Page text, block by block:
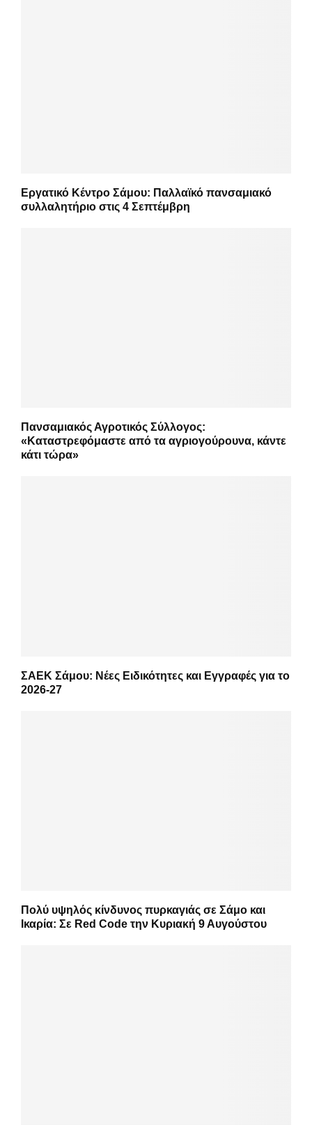
Εργατικό Κέντρο Σάμου: Παλλαϊκό πανσαμιακό
συλλαλητήριο στις 4 Σεπτέμβρη
Πανσαμιακός Αγροτικός Σύλλογος:
«Καταστρεφόμαστε από τα αγριογούρουνα, κάντε
κάτι τώρα»
ΣΑΕΚ Σάμου: Νέες Ειδικότητες και Εγγραφές για το
2026-27
Πολύ υψηλός κίνδυνος πυρκαγιάς σε Σάμο και
Ικαρία: Σε Red Code την Κυριακή 9 Αυγούστου